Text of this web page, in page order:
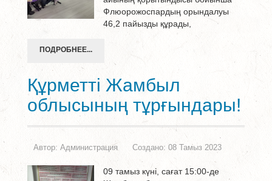
Флюорожоспардың орындалуы
46,2 пайызды құрады,
ПОДРОБНЕЕ...
Құрметті Жамбыл
облысының тұрғындары!
Автор: Администрация Создано: 08 Тамыз 2023
09 тамыз күні, сағат 15:00-де